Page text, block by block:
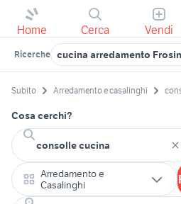
Home Cerca Vendi
Ricerche cucina arredamento
Subito Arredamento e casalinghi
Cosa cerchi?
Arredamento e
Casalinghi